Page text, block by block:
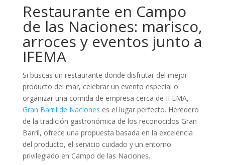
Restaurante en Campo
de las Naciones: marisco,
arroces y eventos junto a
IFEMA
Si buscas un restaurante donde disfrutar del mejor
producto del mar, celebrar un evento especial o
organizar una comida de empresa cerca de IFEMA,
Gran Barril de Naciones es el lugar perfecto. Heredero
de la tradición gastronómica de los reconocidos Gran
Barril, ofrece una propuesta basada en la excelencia
del producto, el servicio cuidado y un entorno
privilegiado en Campo de las Naciones.